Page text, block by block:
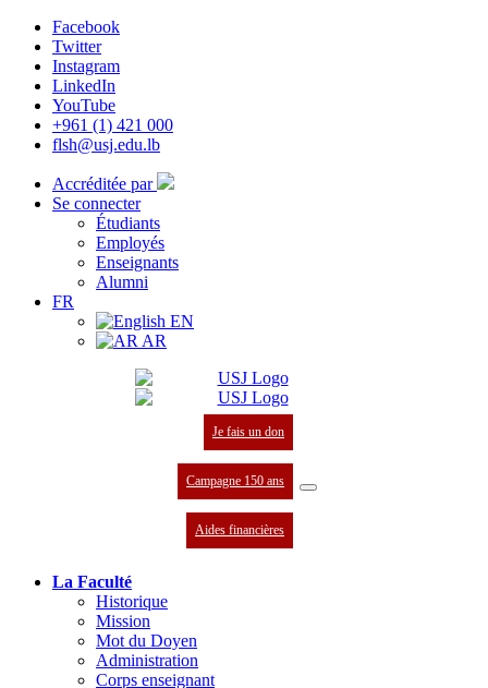
Facebook
Twitter
Instagram
LinkedIn
YouTube
+961 (1) 421 000
flsh@usj.edu.lb
Accréditée par
Se connecter
Étudiants
Employés
Enseignants
Alumni
FR
EN
AR
Je fais un don
Campagne 150 ans
Aides financières
La Faculté
Historique
Mission
Mot du Doyen
Administration
Corps enseignant